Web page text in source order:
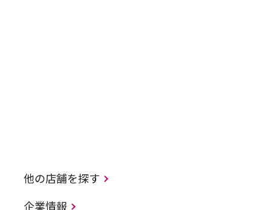
他の店舗を探す
企業情報